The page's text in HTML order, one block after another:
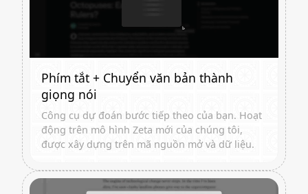
Phím tắt + Chuyển văn bản thành
giọng nói
Công cụ dự đoán bước tiếp theo của bạn. Hoạt
động trên mô hình Zeta mới của chúng tôi,
được xây dựng trên mã nguồn mở và dữ liệu.